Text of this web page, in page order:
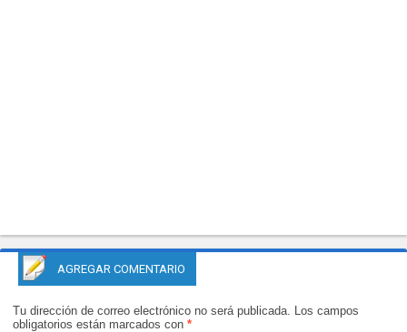
AGREGAR COMENTARIO
Tu dirección de correo electrónico no será publicada.
Los campos
obligatorios están marcados con *